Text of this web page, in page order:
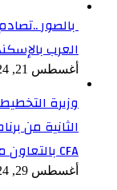
بالصور
العرب
أغسطس 21, 2024
وزيرة
الثانية من
CFA بالتعاون مع المملكة المتحدة
أغسطس 29, 2024